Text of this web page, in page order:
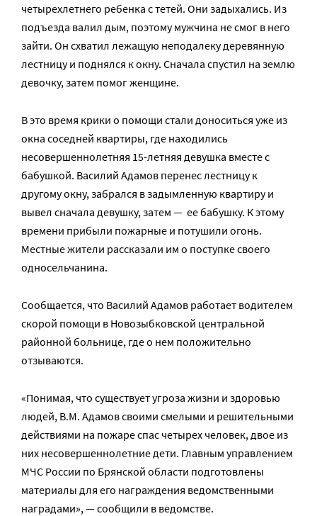
четырехлетнего ребенка с тетей. Они задыхались. Из
подъезда валил дым, поэтому мужчина не смог в него
зайти. Он схватил лежащую неподалеку деревянную
лестницу и поднялся к окну. Сначала спустил на землю
девочку, затем помог женщине.
В это время крики о помощи стали доноситься уже из
окна соседней квартиры, где находились
несовершеннолетняя 15-летняя девушка вместе с
бабушкой. Василий Адамов перенес лестницу к
другому окну, забрался в задымленную квартиру и
вывел сначала девушку, затем — ее бабушку. К этому
времени прибыли пожарные и потушили огонь.
Местные жители рассказали им о поступке своего
односельчанина.
Сообщается, что Василий Адамов работает водителем
скорой помощи в Новозыбковской центральной
районной больнице, где о нем положительно
отзываются.
«Понимая, что существует угроза жизни и здоровью
людей, В.М. Адамов своими смелыми и решительными
действиями на пожаре спас четырех человек, двое из
них несовершеннолетние дети. Главным управлением
МЧС России по Брянской области подготовлены
материалы для его награждения ведомственными
наградами», — сообщили в ведомстве.